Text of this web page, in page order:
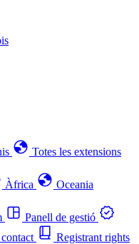
Totes les extensions
Àfrica
Oceania
Panell de gestió
Registrant rights